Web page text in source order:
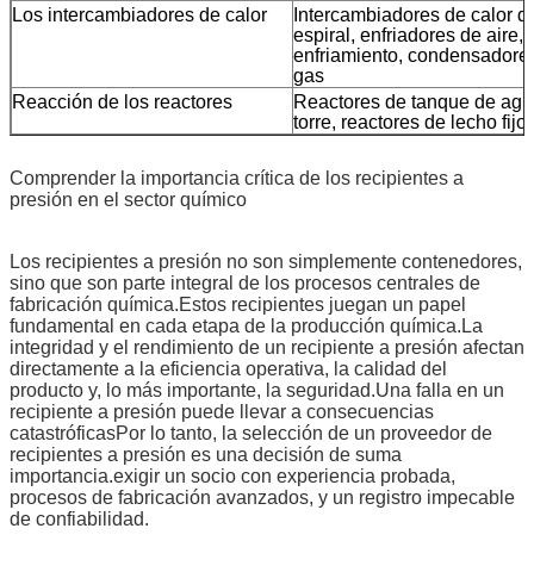
Los intercambiadores de calor
Intercambiadores de calor
espiral, enfriadores de aire,
enfriamiento,
gas
Reacción de los reactores
Reactores de tanque de
torre, reactores de lecho
Comprender la importancia crítica de los recipientes a
presión en el sector químico
Los recipientes a presión no son simplemente contenedores,
sino que son parte integral de los procesos centrales de
fabricación química.Estos recipientes juegan un papel
fundamental en cada etapa de la producción química.La
integridad y el rendimiento de un recipiente a presión afectan
directamente a la eficiencia operativa, la calidad del
producto y, lo más importante, la seguridad.Una falla en un
recipiente a presión puede llevar a consecuencias
catastróficasPor lo tanto, la selección de un proveedor de
recipientes a presión es una decisión de suma
importancia.exigir un socio con experiencia probada,
procesos de fabricación avanzados, y un registro impecable
de confiabilidad.